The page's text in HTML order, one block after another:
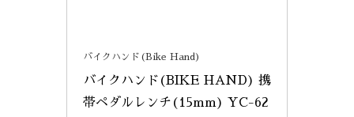
バイクハンド(Bike Hand)
バイクハンド(BIKE HAND) 携
帯ペダルレンチ(15mm) YC-62